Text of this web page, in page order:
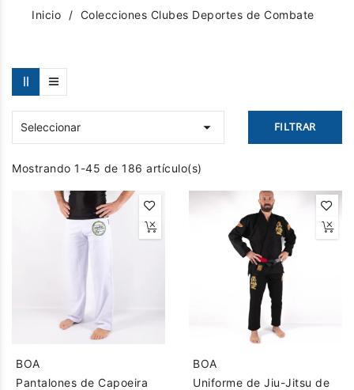
Inicio Colecciones Clubes Deportes de Combate
Seleccionar  FILTRAR
Mostrando 1-45 de 186 artículo(s)
BOA
Pantalones de Capoeira
BOA
Uniforme de Jiu-Jitsu de